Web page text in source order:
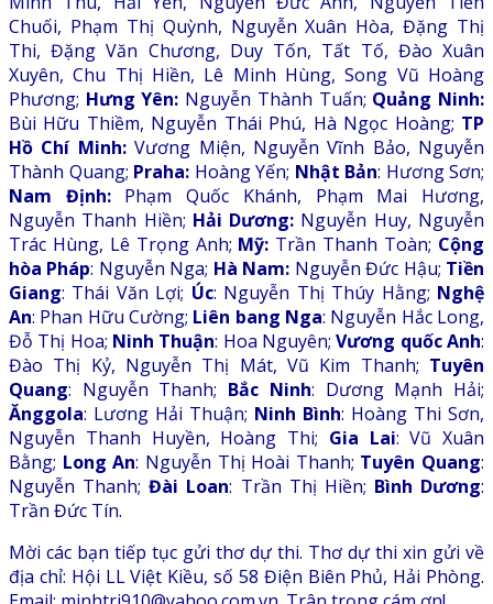
Chuối, Phạm Thị Quỳnh, Nguyễn Xuân Hòa, Đặng Thị
Thi, Đặng Văn Chương, Duy Tốn, Tất Tố, Đào Xuân
Xuyên, Chu Thị Hiền, Lê Minh Hùng, Song Vũ Hoàng
Phương; Hưng Yên: Nguyễn Thành Tuấn; Quảng Ninh:
Bùi Hữu Thiềm, Nguyễn Thái Phú, Hà Ngọc Hoàng; TP
Hồ Chí Minh:Vương Miện, Nguyễn Vĩnh Bảo, Nguyễn
Thành Quang; Praha: Hoàng Yến; Nhật Bản: Hương Sơn;
Nam Định:Phạm Quốc Khánh, Phạm Mai Hương,
Nguyễn Thanh Hiền; Hải Dương: Nguyễn Huy, Nguyễn
Trác Hùng, Lê Trọng Anh; Mỹ: Trần Thanh Toàn; Cộng
hòa Pháp: Nguyễn Nga; Hà Nam: Nguyễn Đức Hậu; Tiền
Giang: Thái Văn Lợi; Úc: Nguyễn Thị Thúy Hằng; Nghệ
An: Phan Hữu Cường; Liên bang Nga: Nguyễn Hắc Long,
Đỗ Thị Hoa; Ninh Thuận: Hoa Nguyên;Vương quốc Anh:
Đào Thị Kỷ, Nguyễn Thị Mát, Vũ Kim Thanh; Tuyên
Quang: Nguyễn Thanh; Bắc Ninh: Dương Mạnh Hải;
Ănggola: Lương Hải Thuận; Ninh Bình: Hoàng Thi Sơn,
Nguyễn Thanh Huyền, Hoàng Thi; Gia Lai: Vũ Xuân
Bằng; Long An: Nguyễn Thị Hoài Thanh; Tuyên Quang:
Nguyễn Thanh;Đài Loan: Trần Thị Hiền; Bình Dương:
Trần Đức Tín.
Mời các bạn tiếp tục gửi thơ dự thi. Thơ dự thi xin gửi về
địa chỉ: Hội LL Việt Kiều, số 58 Điện Biên Phủ, Hải Phòng.